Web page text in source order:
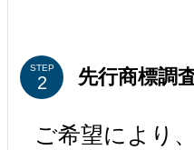
STEP 先行商標調
ご希望により